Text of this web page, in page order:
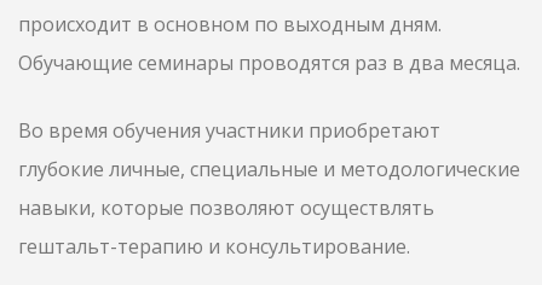
происходит в основном по выходным дням.
Обучающие семинары проводятся раз в два месяца.
Во время обучения участники приобретают
глубокие личные, специальные и методологические
навыки, которые позволяют осуществлять
гештальт-терапию и консультирование.